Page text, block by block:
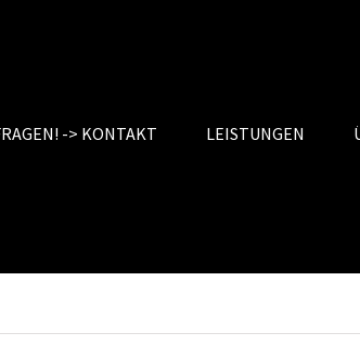
-> KONTAKT LEISTUNGEN